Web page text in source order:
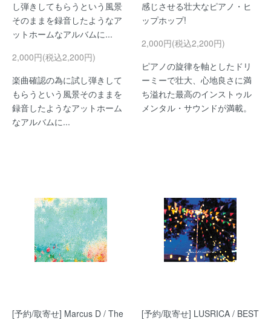
し弾きしてもらうという風景
そのままを録音したようなア
ットホームなアルバムに...
2,000円(税込2,200円)
楽曲確認の為に試し弾きして
もらうという風景そのままを
録音したようなアットホーム
なアルバムに...
感じさせる壮大なピアノ・ヒ
ップホップ!
2,000円(税込2,200円)
ピアノの旋律を軸としたドリ
ーミーで壮大、心地良さに満
ち溢れた最高のインストゥル
メンタル・サウンドが満載。
[予約/取寄せ] Marcus D / The
[予約/取寄せ] LUSRICA / BEST